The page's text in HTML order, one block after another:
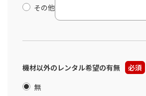
その他
機材以外のレンタル希望の有無
必須
無